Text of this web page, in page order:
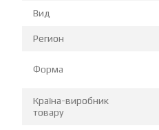
Вид
Регион
Форма
Країна-виробник
товару